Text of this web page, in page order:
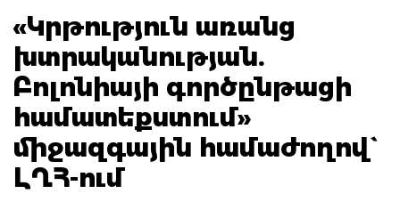
«Կրթություն առանց
խտրականության.
Բոլոնիայի գործընթացի
համատեքստում»
միջազգային համաժողով`
ԼՂՀ-ում